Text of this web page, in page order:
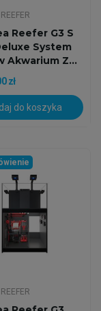
Reefer G3 S
System
Akwarium Z...
zł
do koszyka